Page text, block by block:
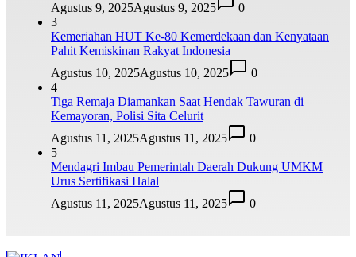
Agustus 9, 2025Agustus 9, 2025
0
3
Kemeriahan HUT Ke-80 Kemerdekaan dan Kenyataan
Pahit Kemiskinan Rakyat Indonesia
Agustus 10, 2025Agustus 10, 2025
0
4
Tiga Remaja Diamankan Saat Hendak Tawuran di
Kemayoran, Polisi Sita Celurit
Agustus 11, 2025Agustus 11, 2025
0
5
Mendagri Imbau Pemerintah Daerah Dukung UMKM
Urus Sertifikasi Halal
Agustus 11, 2025Agustus 11, 2025 0